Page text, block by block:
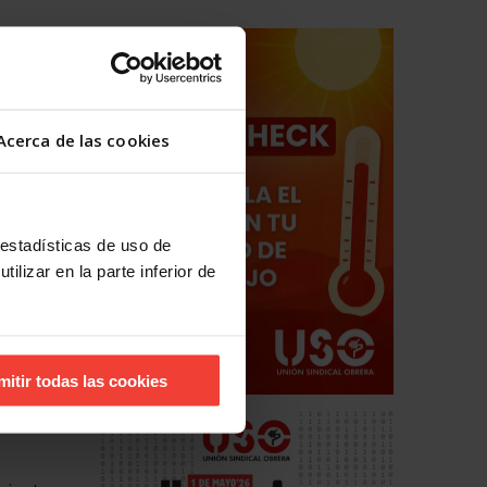
de las cookies
de uso de
en la parte inferior de
todas las cookies
de
que
con